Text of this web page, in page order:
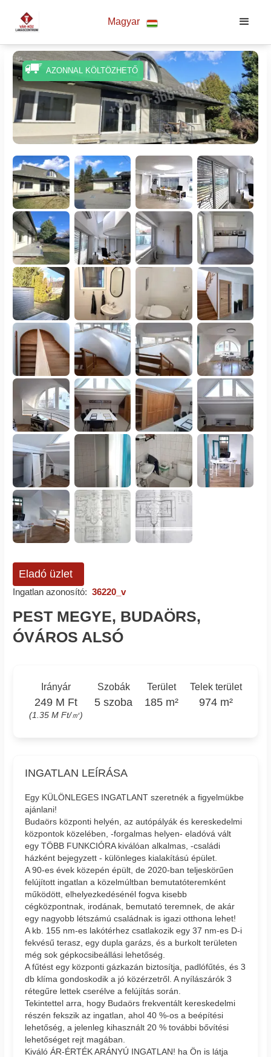
Magyar
AZONNAL KÖLTÖZHETŐ
Eladó üzlet
Ingatlan azonosító: 36220_v
PEST MEGYE, BUDAÖRS,
ÓVÁROS ALSÓ
Irányár
249 M Ft
(1.35 M Ft/㎡)
Szobák
5 szoba
Terület
185 m²
Telek terület
974 m²
INGATLAN LEÍRÁSA
Egy KÜLÖNLEGES INGATLANT szeretnék a figyelmükbe
ajánlani!
Budaörs központi helyén, az autópályák és kereskedelmi
központok közelében, -forgalmas helyen- eladóvá vált
egy TÖBB FUNKCIÓRA kiválóan alkalmas, -családi
házként bejegyzett - különleges kialakítású épület.
A 90-es évek közepén épült, de 2020-ban teljeskörűen
felújított ingatlan a közelmúltban bemutatóteremként
működött, elhelyezkedésénél fogva kisebb
cégközpontnak, irodának, bemutató teremnek, de akár
egy nagyobb létszámú családnak is igazi otthona lehet!
A kb. 155 nm-es lakótérhez csatlakozik egy 37 nm-es D-i
fekvésű terasz, egy dupla garázs, és a burkolt területen
még sok gépkocsibeállási lehetőség.
A fűtést egy központi gázkazán biztosítja, padlófűtés, és 3
db klíma gondoskodik a jó közérzetről. A nyílászárók 3
rétegűre lettek cserélve a felújítás során.
Tekintettel arra, hogy Budaörs frekventált kereskedelmi
részén fekszik az ingatlan, ahol 40 %-os a beépítési
lehetőség, a jelenleg kihasznált 20 % további bővítési
lehetőséget rejt magában.
Kiváló ÁR-ÉRTÉK ARÁNYÚ INGATLAN! ha Ön is látja